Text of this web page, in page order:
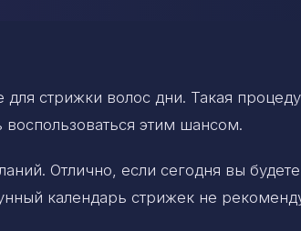
стрижки волос дни. Такая
этим шансом.
Отлично, если сегодня вы будете
календарь стрижек не